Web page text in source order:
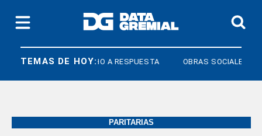
TEMAS DE HOY:
DERECHO A RESPUESTA OBRAS SOCIALES
PARITARIAS